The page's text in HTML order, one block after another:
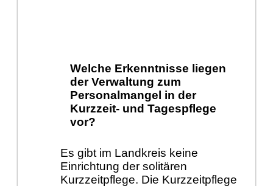
Welche Erkenntnisse liegen
der Verwaltung zum
Personalmangel in der
Kurzzeit- und Tagespflege
vor?
Es gibt im Landkreis keine
Einrichtung der solitären
Kurzzeitpflege. Die Kurzzeitpflege